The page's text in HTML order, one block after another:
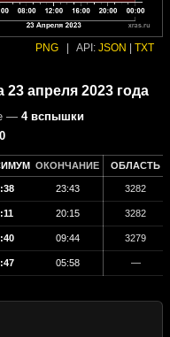
PNG API: JSON TXT
апреля 2023 года
— 4 вспышки
0
ОКОНЧАНИЕ ОБЛАСТЬ
23:43 3282
20:15 3282
09:44 3279
05:58 —